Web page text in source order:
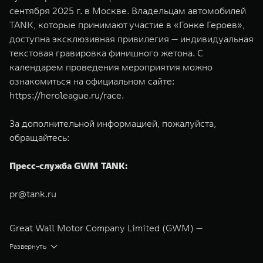
сентября 2025 г. в Москве. Владельцам автомобилей
TANK, которые принимают участие в «Гонке Героев»,
доступна эксклюзивная привилегия — индивидуальная
текстовая гравировка финишного жетона. С
календарем проведения мероприятия можно
ознакомиться на официальном сайте:
https://heroleague.ru/race.
За дополнительной информацией, пожалуйста,
обращайтесь:
Пресс-служба GWM TANK:
pr@tank.ru
Great Wall Motor Company Limited (GWM) —
глобальный производитель внедорожников,
Развернуть